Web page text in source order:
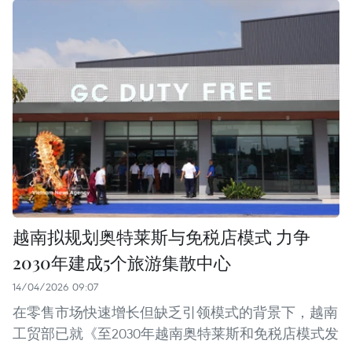
越南拟规划奥特莱斯与免税店模式 力争
2030年建成5个旅游集散中心
14/04/2026 09:07
在零售市场快速增长但缺乏引领模式的背景下，越南
工贸部已就《至2030年越南奥特莱斯和免税店模式发